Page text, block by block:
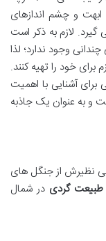
و چشم اندازهای
گیرد. لازم به ذکر است
وجود ندارد؛ لذا
خود را تهیه کنند.
برای آشنایی با اهمیت
و به عنوان یک جاذبه
بی نظیرش از جنگل های
طبیعت گردی در شمال